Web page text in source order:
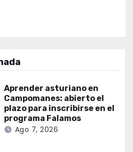
Aprender asturiano en
Campomanes: abierto el
plazo para inscribirse en el
programa Falamos
Ago 7, 2026